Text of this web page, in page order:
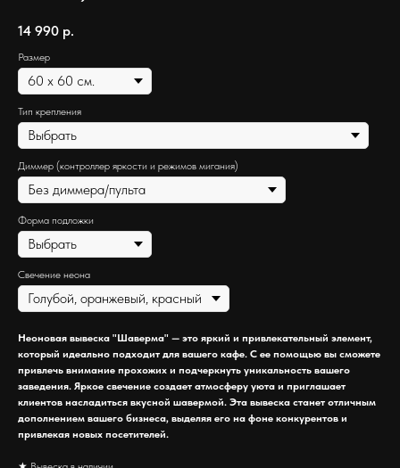
14 990 р.
Размер
Тип крепления
Диммер (контроллер яркости и режимов мигания)
Форма подложки
Свечение неона
Неоновая вывеска "Шаверма" — это яркий и привлекательный элемент,
который идеально подходит для вашего кафе. С ее помощью вы сможете
привлечь внимание прохожих и подчеркнуть уникальность вашего
заведения. Яркое свечение создает атмосферу уюта и приглашает
клиентов насладиться вкусной шавермой. Эта вывеска станет отличным
дополнением вашего бизнеса, выделяя его на фоне конкурентов и
привлекая новых посетителей.